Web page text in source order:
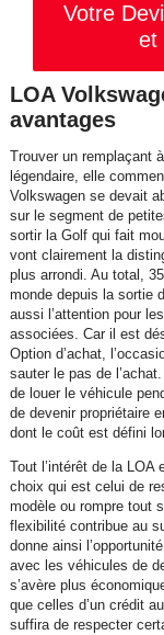
Votre
et
LOA
avantages
Trouver un remplaçant
légendaire, elle
Volkswagen se devait
sur le segment de
sortir la Golf qui fait
vont clairement la
plus arrondi. Au total,
monde depuis la sortie
aussi l’attention pour
associées. Car il est
Option d’achat,
sauter le pas de
de louer le véhicule
de devenir propriétaire
dont le coût est défini
Tout l’intérêt de la LOA
choix qui est celui de
modèle ou rompre tout
flexibilité contribue au
donne ainsi
avec les véhicules de
s’avère plus
que celles d’un crédit
suffira de respecter